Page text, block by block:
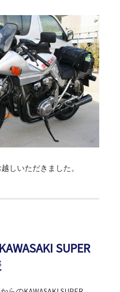
しいただきました。
SUPER